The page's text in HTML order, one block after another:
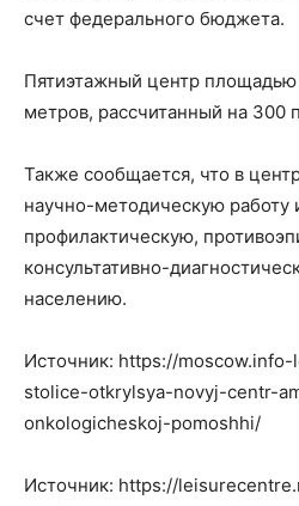
счет федерального бюджета.
Пятиэтажный центр площадью
метров, рассчитанный на 300
Также сообщается, что в
научно-методическую работу
профилактическую,
консультативно-
населению.
Источник: https://
stolice-otkrylsya-novyj-centr-
onkologicheskoj-pomoshhi/
Источник: https://